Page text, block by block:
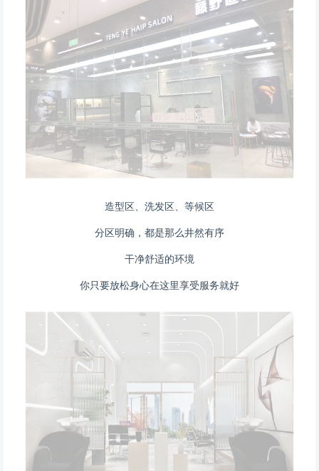
造型区、洗发区、等候区
分区明确，都是那么井然有序
干净舒适的环境
你只要放松身心在这里享受服务就好